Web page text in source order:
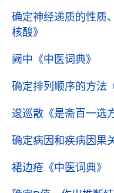
确定神经递质的性质
核酸》
阙中 《中医词典》
确定排列顺序的方法
逡巡散 《是斋百一选
确定病因和疾病因果
裙边疮 《中医词典》